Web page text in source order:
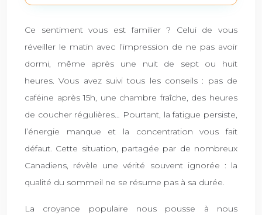
Ce sentiment vous est familier ? Celui de vous
réveiller le matin avec l’impression de ne pas avoir
dormi, même après une nuit de sept ou huit
heures. Vous avez suivi tous les conseils : pas de
caféine après 15h, une chambre fraîche, des heures
de coucher régulières… Pourtant, la fatigue persiste,
l’énergie manque et la concentration vous fait
défaut. Cette situation, partagée par de nombreux
Canadiens, révèle une vérité souvent ignorée : la
qualité du sommeil ne se résume pas à sa durée.
La croyance populaire nous pousse à nous